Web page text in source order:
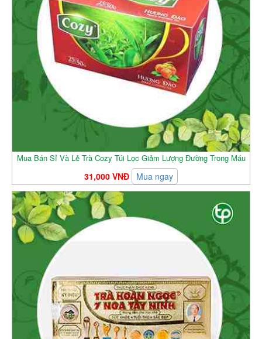
Mua Bán Sỉ Và Lẻ Trà Cozy Túi Lọc Giảm Lượng Đường Trong Máu
31,000 VNĐ Mua ngay